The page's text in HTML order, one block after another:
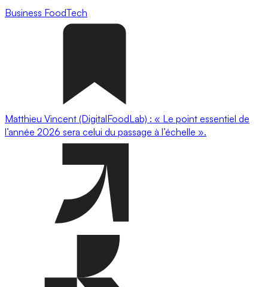
Business FoodTech
Matthieu Vincent (DigitalFoodLab) : « Le point essentiel de
l’année 2026 sera celui du passage à l’échelle ».